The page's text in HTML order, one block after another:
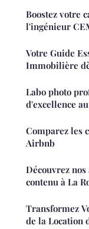
Boostez votre
l'ingénieur
Votre Guide
Immobilière
Labo photo
d'excellence
Comparez les
Airbnb
Découvrez
contenu à La
Transformez
de la Location